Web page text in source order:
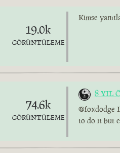
19.0k
GÖRÜNTÜLEME
Kimse
74.6k
GÖRÜNTÜLEME
8 YIL
@foxdodge
to do it but